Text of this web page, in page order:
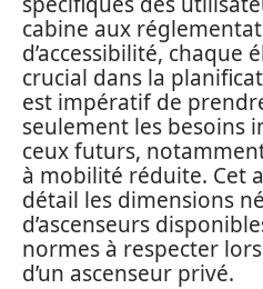
cabine aux
d’accessibilité, chaque
crucial dans la
est impératif de
seulement les besoins
ceux futurs,
à mobilité réduite. Cet
détail les dimensions
d’ascenseurs
normes à respecter
d’un ascenseur privé.